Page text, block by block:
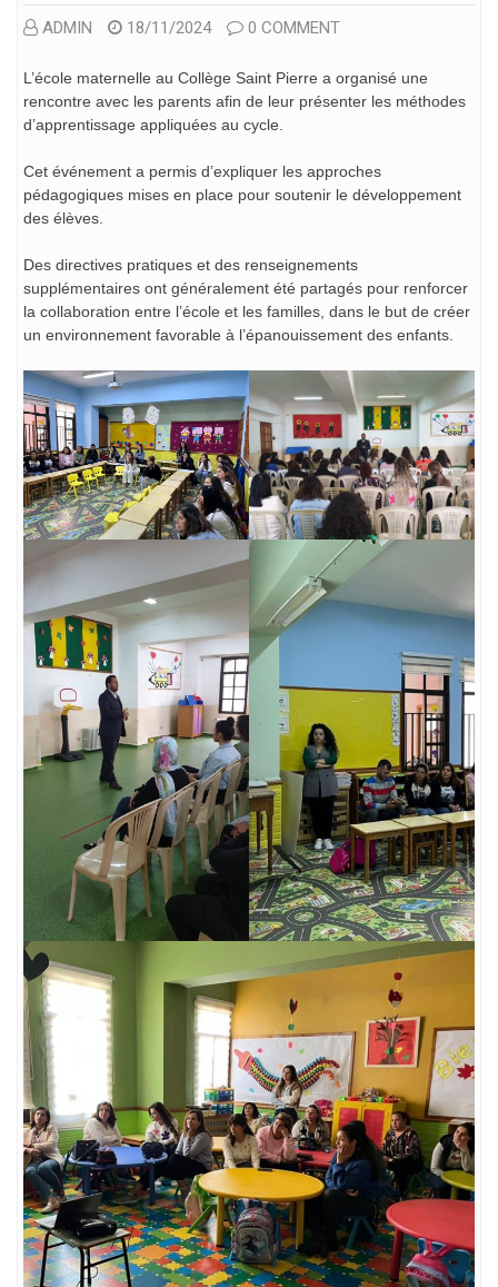
ADMIN 18/11/2024 0 COMMENT
L’école maternelle au Collège Saint Pierre a organisé une
rencontre avec les parents afin de leur présenter les méthodes
d’apprentissage appliquées au cycle.
Cet événement a permis d’expliquer les approches
pédagogiques mises en place pour soutenir le développement
des élèves.
Des directives pratiques et des renseignements
supplémentaires ont généralement été partagés pour renforcer
la collaboration entre l’école et les familles, dans le but de créer
un environnement favorable à l’épanouissement des enfants.